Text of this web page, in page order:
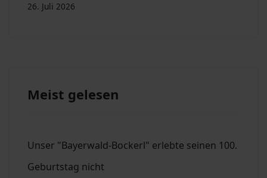
26. Juli 2026
Meist gelesen
Unser "Bayerwald-Bockerl" erlebte seinen 100.
Geburtstag nicht